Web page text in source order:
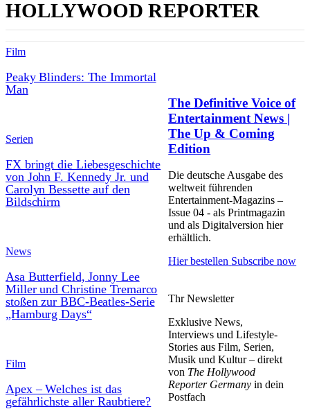
HOLLYWOOD REPORTER
Film
Peaky Blinders: The Immortal
Man
Serien
FX bringt die Liebesgeschichte
von John F. Kennedy Jr. und
Carolyn Bessette auf den
Bildschirm
News
Asa Butterfield, Jonny Lee
Miller und Christine Tremarco
stoßen zur BBC-Beatles-Serie
„Hamburg Days“
Film
Apex – Welches ist das
gefährlichste aller Raubtiere?
The Definitive Voice of
Entertainment News |
The Up & Coming
Edition
Die deutsche Ausgabe des
weltweit führenden
Entertainment-Magazins –
Issue 04 - als Printmagazin
und als Digitalversion hier
erhältlich.
Hier bestellen Subscribe now
Thr Newsletter
Exklusive News,
Interviews und Lifestyle-
Stories aus Film, Serien,
Musik und Kultur – direkt
von The Hollywood
Reporter Germany in dein
Postfach